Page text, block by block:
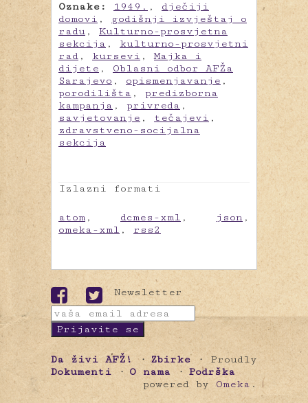
Oznake: 1949. , dječiji
domovi ,
godišnji izvještaj o
radu , Kulturno-prosvjetna
sekcija , kulturno-prosvjetni
rad , kursevi ,Majka i
dijete , Oblasni odbor AFŽa
Sarajevo , opismenjavanje ,
porodilišta , predizborna
kampanja , privreda ,
savjetovanje , tečajevi ,
zdravstveno-socijalna
sekcija
Izlazni formati
atom , dcmes-xml , json ,
omeka-xml , rss2
Newsletter
Da živi AFŽ!
Zbirke
Dokumenti
O nama Podrška
Proudly
powered by Omeka.